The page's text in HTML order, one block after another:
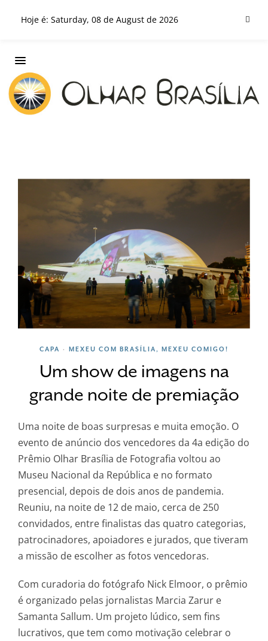
Hoje é: Saturday, 08 de August de 2026
CAPA • MEXEU COM BRASÍLIA, MEXEU COMIGO!
Um show de imagens na
grande noite de premiação
Uma noite de boas surpresas e muita emoção. O
evento de anúncio dos vencedores da 4a edição do
Prêmio Olhar Brasília de Fotografia voltou ao
Museu Nacional da República e no formato
presencial, depois de dois anos de pandemia.
Reuniu, na noite de 12 de maio, cerca de 250
convidados, entre finalistas das quatro categorias,
patrocinadores, apoiadores e jurados, que tiveram
a missão de escolher as fotos vencedoras.
Com curadoria do fotógrafo Nick Elmoor, o prêmio
é organizado pelas jornalistas Marcia Zarur e
Samanta Sallum. Um projeto lúdico, sem fins
lucrativos, que tem como motivação celebrar o